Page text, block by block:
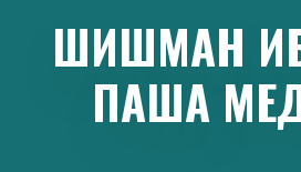
ШИШМАН
ПАША